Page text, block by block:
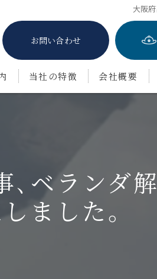
大阪
お問い合わせ
当社の特徴
豊中市の外壁塗装
会社概要
ベランダ
ました。